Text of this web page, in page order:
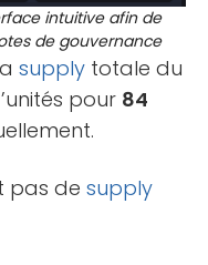
intuitive afin de
de gouvernance
supply totale du
pour 84
pas de supply